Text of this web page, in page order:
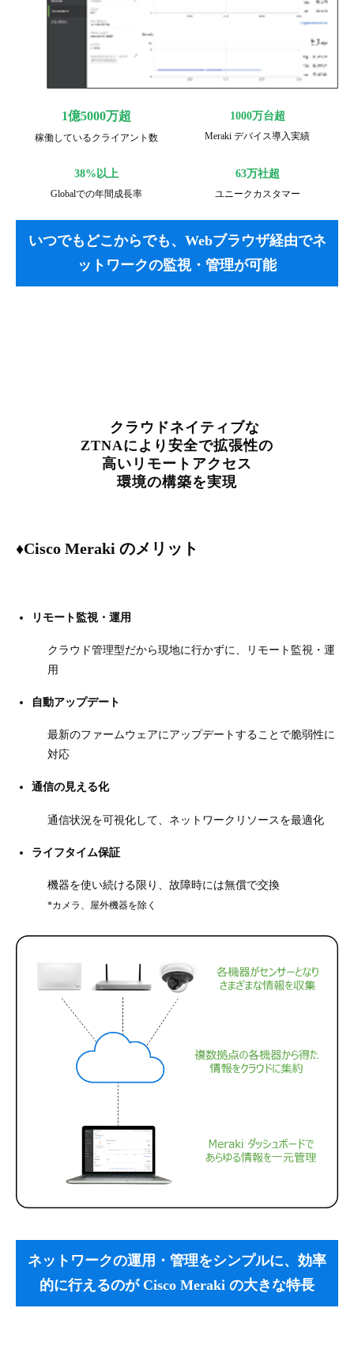
1億5000万超
稼働しているクライアント数
1000万台超
Meraki デバイス導入実績
38%以上
Globalでの年間成長率
63万社超
ユニークカスタマー
いつでもどこからでも、Webブラウザ経由でネ
ットワークの監視・管理が可能
クラウドネイティブな
ZTNAにより安全で拡張性の
高いリモートアクセス
環境の構築を実現
♦Cisco Meraki のメリット
リモート監視・運用
クラウド管理型だから現地に行かずに、リモート監視・運
用
自動アップデート
最新のファームウェアにアップデートすることで脆弱性に
対応
通信の見える化
通信状況を可視化して、ネットワークリソースを最適化
ライフタイム保証
機器を使い続ける限り、故障時には無償で交換
*カメラ、屋外機器を除く
ネットワークの運用・管理をシンプルに、効率
的に行えるのが Cisco Meraki の大きな特長